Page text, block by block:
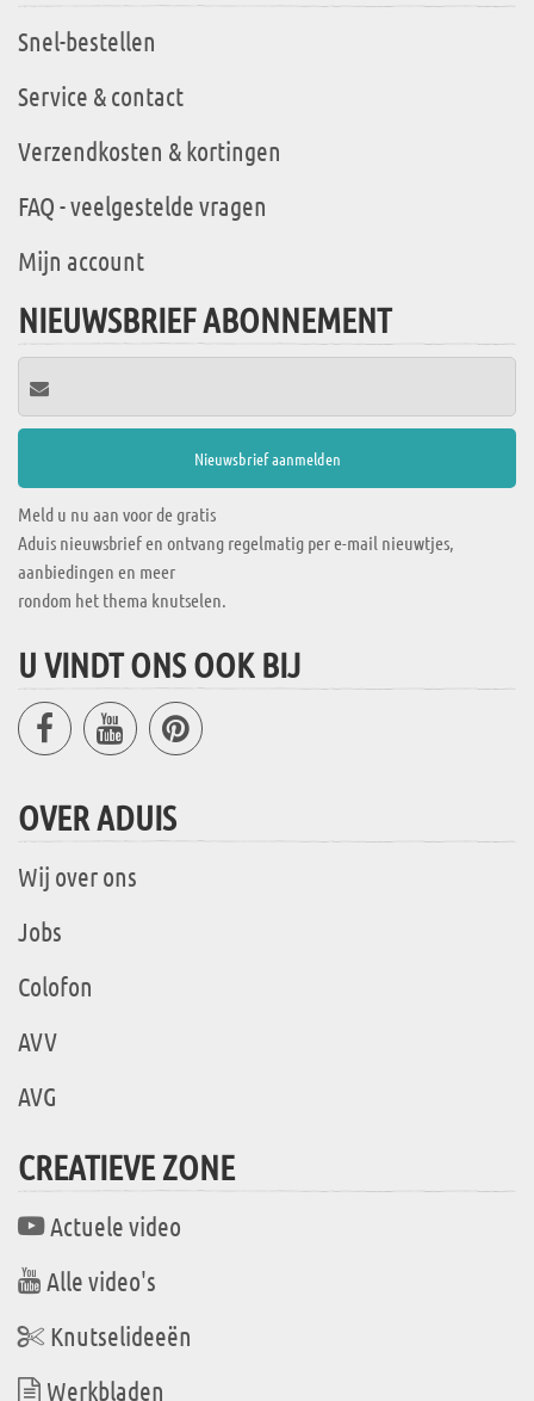
Snel-bestellen
Service & contact
Verzendkosten & kortingen
FAQ - veelgestelde vragen
Mijn account
NIEUWSBRIEF ABONNEMENT
Meld u nu aan voor de gratis
Aduis nieuwsbrief en ontvang regelmatig per e-mail nieuwtjes,
aanbiedingen en meer
rondom het thema knutselen.
U VINDT ONS OOK BIJ
OVER ADUIS
Wij over ons
Jobs
Colofon
AVV
AVG
CREATIEVE ZONE
Actuele video
Alle video's
Knutselideeën
Werkbladen